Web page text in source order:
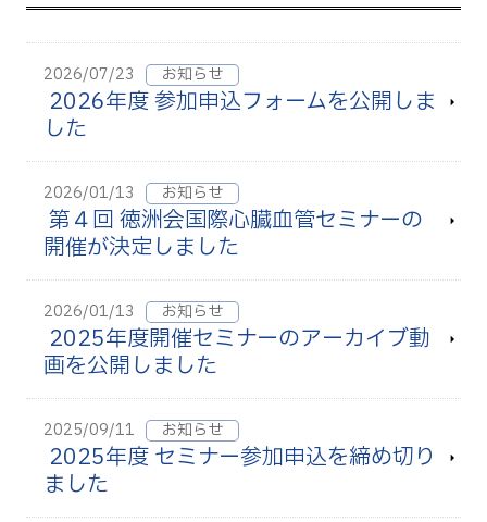
2026年度 参加申込フォームを公開しま
した
2026/07/23 お知らせ
第４回 徳洲会国際心臓血管セミナーの
開催が決定しました
2026/01/13 お知らせ
2025年度開催セミナーのアーカイブ動
画を公開しました
2026/01/13 お知らせ
2025年度 セミナー参加申込を締め切り
ました
2025/09/11 お知らせ